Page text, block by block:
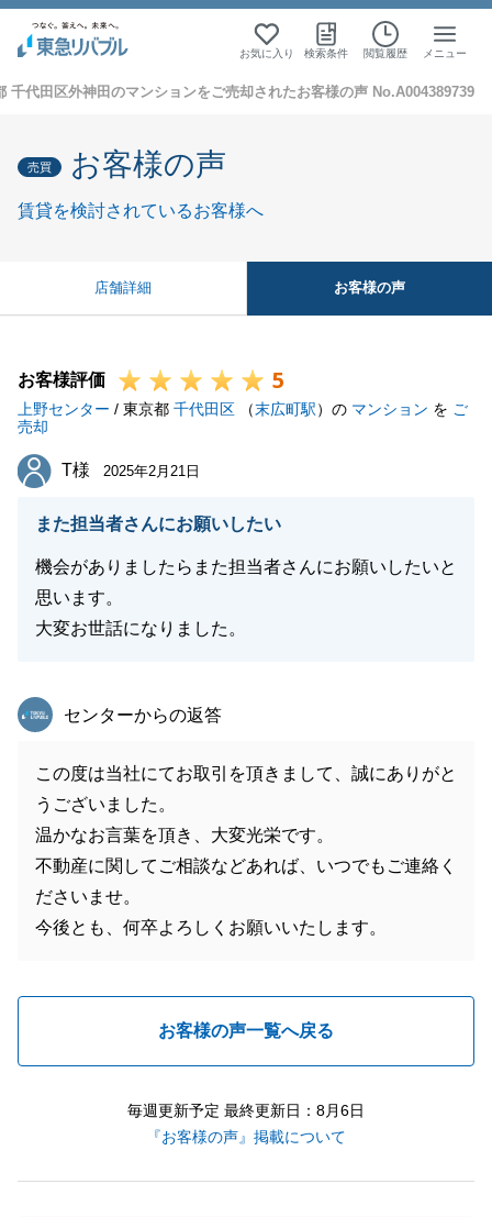
お気に入り 検索条件 閲覧履歴 メニュー
千代田区外神田のマンションをご売却されたお客様の声 No.A004389739
売買 お客様の声
賃貸を検討されているお客様へ
店舗詳細 お客様の声
お客様評価 5
上野センター / 東京都 千代田区 （末広町駅）の マンション を ご
売却
T様
T様 2025年2月21日
また担当者さんにお願いしたい
機会がありましたらまた担当者さんにお願いしたいと
思います。
大変お世話になりました。
東急リバブル
センターからの返答
この度は当社にてお取引を頂きまして、誠にありがと
うございました。
温かなお言葉を頂き、大変光栄です。
不動産に関してご相談などあれば、いつでもご連絡く
ださいませ。
今後とも、何卒よろしくお願いいたします。
お客様の声一覧へ戻る
毎週更新予定 最終更新日：8月6日
『お客様の声』掲載について